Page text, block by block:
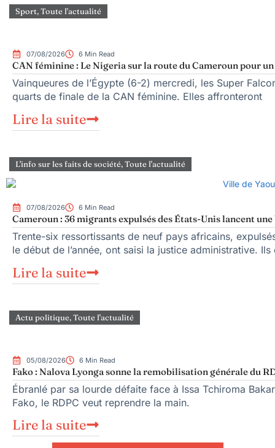
Sport,Toute l'actualité
07/08/2026 6 Min Read
CAN féminine : Le Nigeria sur la route du Cameroun pour
Vainqueures de l’Égypte (6-2) mercredi, les Super
quarts de finale de la CAN féminine. Elles affronteront
Lire la suite
L'info sur les faits de société,Toute l'actualité
07/08/2026 6 Min Read
Cameroun : 36 migrants expulsés des États-Unis lancent
Trente-six ressortissants de neuf pays africains,
le début de l’année, ont saisi la justice administrative. Ils
Lire la suite
Actu politique,Toute l'actualité
05/08/2026 6 Min Read
Fako : Nalova Lyonga sonne la remobilisation générale du
Ébranlé par sa lourde défaite face à Issa Tchiroma
Fako, le RDPC veut reprendre la main.
Lire la suite